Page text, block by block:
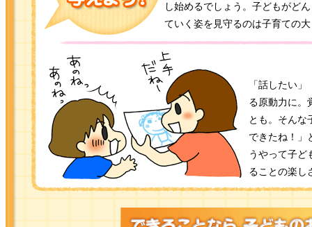
し始めるでしょう。子どもがど
ていく姿を見守るのは子育ての
「話したい
る原動力に。
とも。そんな
できたね！」
うやって子ど
ることの楽し